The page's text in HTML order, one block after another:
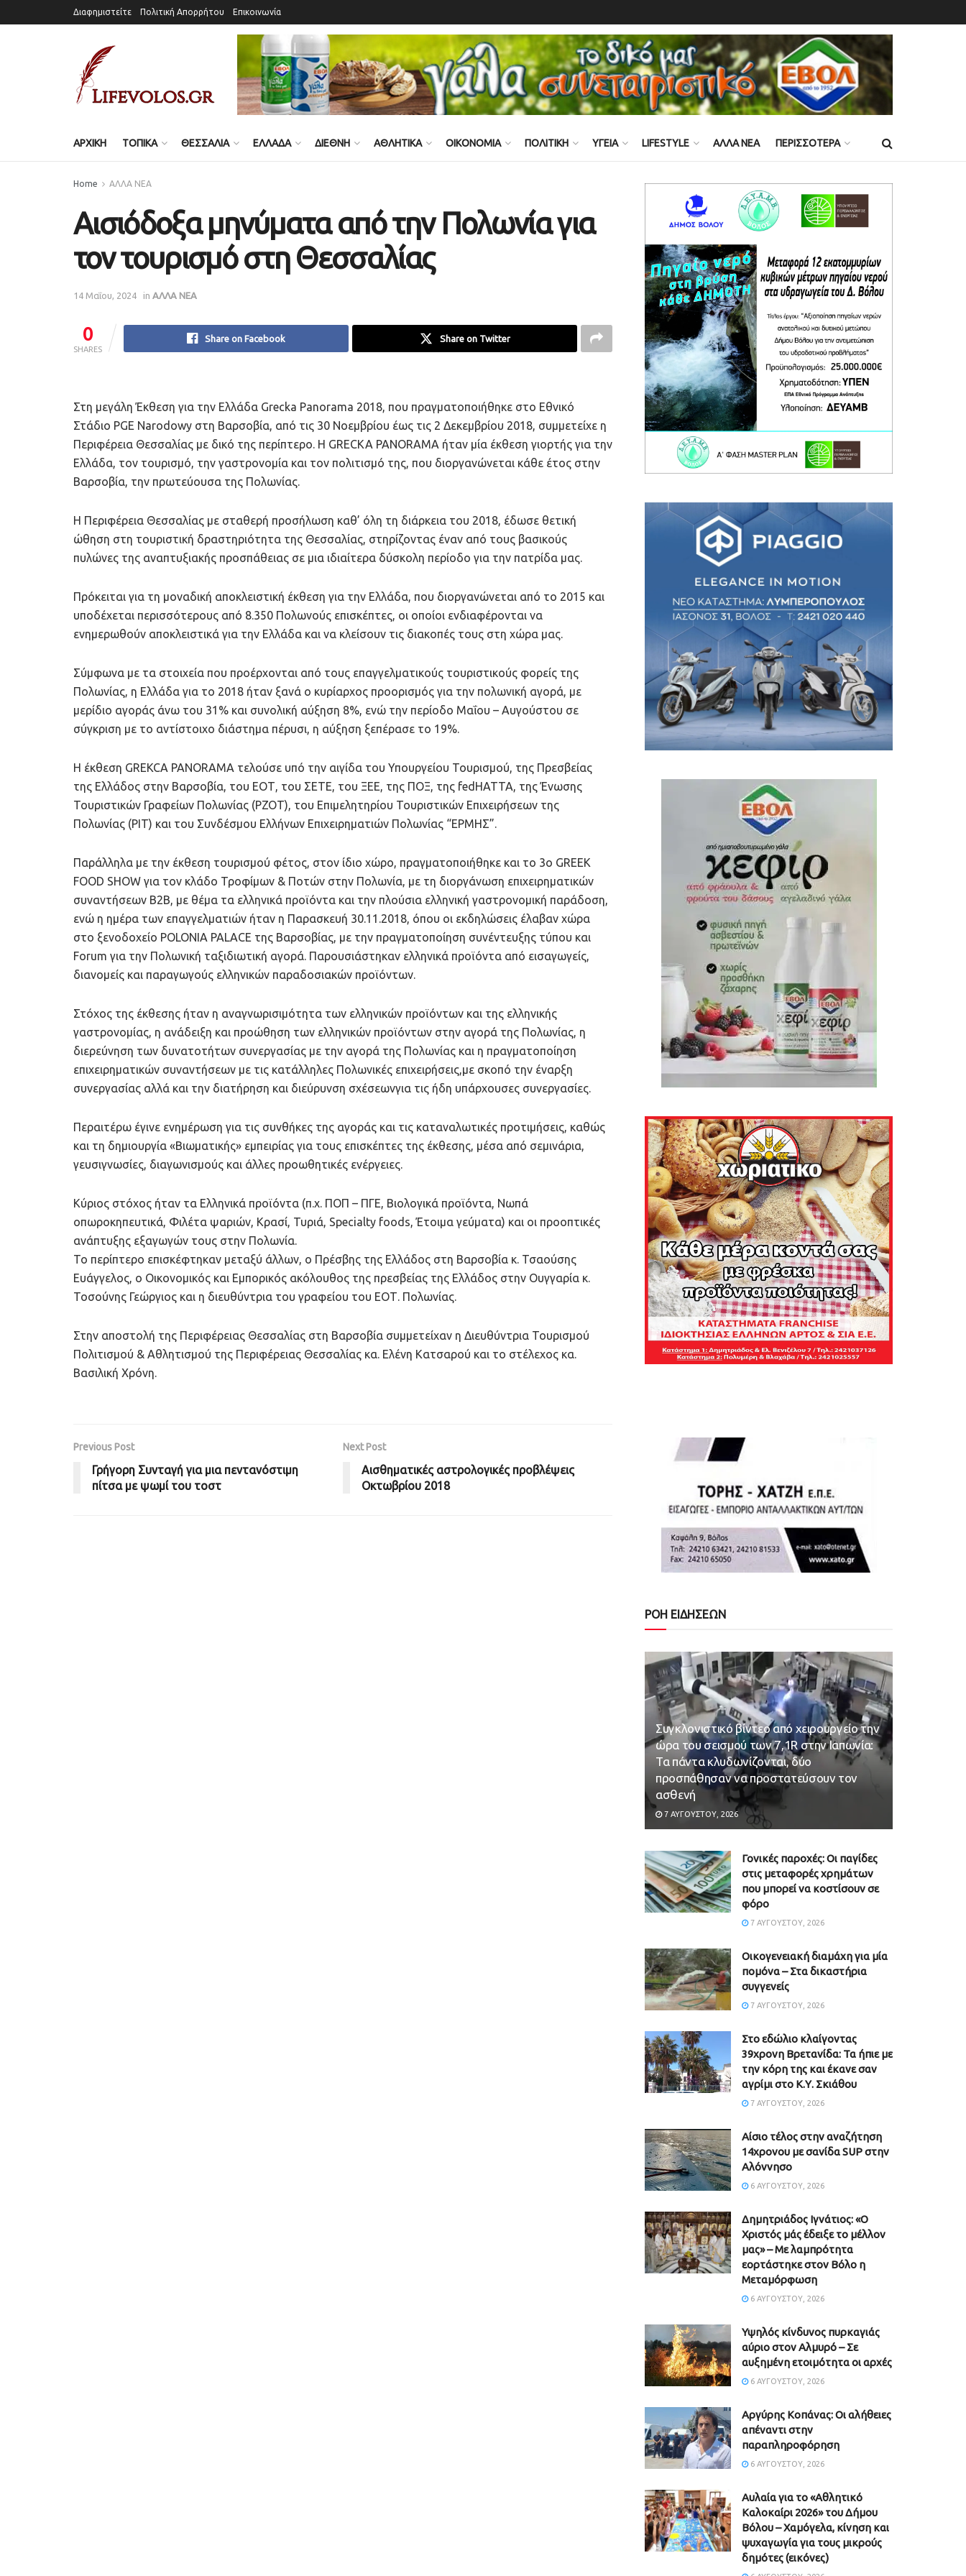
Διαφημιστείτε Πολιτική Απορρήτου Επικοινωνία
ΑΡΧΙΚΗ ΤΟΠΙΚΑ ΘΕΣΣΑΛΙΑ ΕΛΛΑΔΑ ΔΙΕΘΝΗ ΑΘΛΗΤΙΚΑ ΟΙΚΟΝΟΜΙΑ ΠΟΛΙΤΙΚΗ ΥΓΕΙΑ LIFESTYLE ΑΛΛΑ ΝΕΑ ΠΕΡΙΣΣΟΤΕΡΑ
Home ΑΛΛΑ ΝΕΑ
Αισιόδοξα μηνύματα από την Πολωνία για
τον τουρισμό στη Θεσσαλίας
14 Μαΐου, 2024 in ΑΛΛΑ ΝΕΑ
0
SHARES
Share on Facebook Share on Twitter
Στη μεγάλη Έκθεση για την Ελλάδα Grecka Panorama 2018, που πραγματοποιήθηκε στο Εθνικό
Στάδιο PGE Narodowy στη Βαρσοβία, από τις 30 Νοεμβρίου έως τις 2 Δεκεμβρίου 2018, συμμετείχε η
Περιφέρεια Θεσσαλίας με δικό της περίπτερο. Η GRECKA PANORAMA ήταν μία έκθεση γιορτής για την
Ελλάδα, τον τουρισμό, την γαστρονομία και τον πολιτισμό της, που διοργανώνεται κάθε έτος στην
Βαρσοβία, την πρωτεύουσα της Πολωνίας.
Η Περιφέρεια Θεσσαλίας με σταθερή προσήλωση καθ’ όλη τη διάρκεια του 2018, έδωσε θετική
ώθηση στη τουριστική δραστηριότητα της Θεσσαλίας, στηρίζοντας έναν από τους βασικούς
πυλώνες της αναπτυξιακής προσπάθειας σε μια ιδιαίτερα δύσκολη περίοδο για την πατρίδα μας.
Πρόκειται για τη μοναδική αποκλειστική έκθεση για την Ελλάδα, που διοργανώνεται από το 2015 και
υποδέχεται περισσότερους από 8.350 Πολωνούς επισκέπτες, οι οποίοι ενδιαφέρονται να
ενημερωθούν αποκλειστικά για την Ελλάδα και να κλείσουν τις διακοπές τους στη χώρα μας.
Σύμφωνα με τα στοιχεία που προέρχονται από τους επαγγελματικούς τουριστικούς φορείς της
Πολωνίας, η Ελλάδα για το 2018 ήταν ξανά ο κυρίαρχος προορισμός για την πολωνική αγορά, με
μερίδιο αγοράς άνω του 31% και συνολική αύξηση 8%, ενώ την περίοδο Μαΐου – Αυγούστου σε
σύγκριση με το αντίστοιχο διάστημα πέρυσι, η αύξηση ξεπέρασε το 19%.
Η έκθεση GREKCA PANORAMA τελούσε υπό την αιγίδα του Υπουργείου Τουρισμού, της Πρεσβείας
της Ελλάδος στην Βαρσοβία, του ΕΟΤ, του ΣΕΤΕ, του ΞΕΕ, της ΠΟΞ, της fedΗΑΤΤΑ, της Ένωσης
Τουριστικών Γραφείων Πολωνίας (PZOT), του Επιμελητηρίου Τουριστικών Επιχειρήσεων της
Πολωνίας (PIT) και του Συνδέσμου Ελλήνων Επιχειρηματιών Πολωνίας “ΕΡΜΗΣ”.
Παράλληλα με την έκθεση τουρισμού φέτος, στον ίδιο χώρο, πραγματοποιήθηκε και το 3ο GREEK
FOOD SHOW για τον κλάδο Τροφίμων & Ποτών στην Πολωνία, με τη διοργάνωση επιχειρηματικών
συναντήσεων Β2Β, με θέμα τα ελληνικά προϊόντα και την πλούσια ελληνική γαστρονομική παράδοση,
ενώ η ημέρα των επαγγελματιών ήταν η Παρασκευή 30.11.2018, όπου οι εκδηλώσεις έλαβαν χώρα
στο ξενοδοχείο POLONIA PALACE της Βαρσοβίας, με την πραγματοποίηση συνέντευξης τύπου και
Forum για την Πολωνική ταξιδιωτική αγορά. Παρουσιάστηκαν ελληνικά προϊόντα από εισαγωγείς,
διανομείς και παραγωγούς ελληνικών παραδοσιακών προϊόντων.
Στόχος της έκθεσης ήταν η αναγνωρισιμότητα των ελληνικών προϊόντων και της ελληνικής
γαστρονομίας, η ανάδειξη και προώθηση των ελληνικών προϊόντων στην αγορά της Πολωνίας, η
διερεύνηση των δυνατοτήτων συνεργασίας με την αγορά της Πολωνίας και η πραγματοποίηση
επιχειρηματικών συναντήσεων με τις κατάλληλες Πολωνικές επιχειρήσεις,με σκοπό την έναρξη
συνεργασίας αλλά και την διατήρηση και διεύρυνση σχέσεωνγια τις ήδη υπάρχουσες συνεργασίες.
Περαιτέρω έγινε ενημέρωση για τις συνθήκες της αγοράς και τις καταναλωτικές προτιμήσεις, καθώς
και τη δημιουργία «Βιωματικής» εμπειρίας για τους επισκέπτες της έκθεσης, μέσα από σεμινάρια,
γευσιγνωσίες, διαγωνισμούς και άλλες προωθητικές ενέργειες.
Κύριος στόχος ήταν τα Ελληνικά προϊόντα (π.χ. ΠΟΠ – ΠΓΕ, Βιολογικά προϊόντα, Νωπά
οπωροκηπευτικά, Φιλέτα ψαριών, Κρασί, Τυριά, Specialty foods, Έτοιμα γεύματα) και οι προοπτικές
ανάπτυξης εξαγωγών τους στην Πολωνία.
Το περίπτερο επισκέφτηκαν μεταξύ άλλων, ο Πρέσβης της Ελλάδος στη Βαρσοβία κ. Τσαούσης
Ευάγγελος, ο Οικονομικός και Εμπορικός ακόλουθος της πρεσβείας της Ελλάδος στην Ουγγαρία κ.
Τοσούνης Γεώργιος και η διευθύντρια του γραφείου του ΕΟΤ. Πολωνίας.
Στην αποστολή της Περιφέρειας Θεσσαλίας στη Βαρσοβία συμμετείχαν η Διευθύντρια Τουρισμού
Πολιτισμού & Αθλητισμού της Περιφέρειας Θεσσαλίας κα. Ελένη Κατσαρού και το στέλεχος κα.
Βασιλική Χρόνη.
Previous Post
Γρήγορη Συνταγή για μια πεντανόστιμη
πίτσα με ψωμί του τοστ
Next Post
Αισθηματικές αστρολογικές προβλέψεις
Οκτωβρίου 2018
ΡΟΗ ΕΙΔΗΣΕΩΝ
Συγκλονιστικό βίντεο από χειρουργείο την
ώρα του σεισμού των 7,1R στην Ιαπωνία:
Τα πάντα κλυδωνίζονται, δύο
προσπάθησαν να προστατεύσουν τον
ασθενή
7 ΑΥΓΟΎΣΤΟΥ, 2026
Γονικές παροχές: Οι παγίδες
στις μεταφορές χρημάτων
που μπορεί να κοστίσουν σε
φόρο
7 ΑΥΓΟΎΣΤΟΥ, 2026
Οικογενειακή διαμάχη για μία
πομόνα – Στα δικαστήρια
συγγενείς
7 ΑΥΓΟΎΣΤΟΥ, 2026
Στο εδώλιο κλαίγοντας
39χρονη Βρετανίδα: Τα ήπιε με
την κόρη της και έκανε σαν
αγρίμι στο Κ.Υ. Σκιάθου
7 ΑΥΓΟΎΣΤΟΥ, 2026
Αίσιο τέλος στην αναζήτηση
14χρονου με σανίδα SUP στην
Αλόννησο
6 ΑΥΓΟΎΣΤΟΥ, 2026
Δημητριάδος Ιγνάτιος: «Ο
Χριστός μάς έδειξε το μέλλον
μας» – Με λαμπρότητα
εορτάστηκε στον Βόλο η
Μεταμόρφωση
6 ΑΥΓΟΎΣΤΟΥ, 2026
Υψηλός κίνδυνος πυρκαγιάς
αύριο στον Αλμυρό – Σε
αυξημένη ετοιμότητα οι αρχές
6 ΑΥΓΟΎΣΤΟΥ, 2026
Aργύρης Κοπάνας: Οι αλήθειες
απέναντι στην
παραπληροφόρηση
6 ΑΥΓΟΎΣΤΟΥ, 2026
Αυλαία για το «Αθλητικό
Καλοκαίρι 2026» του Δήμου
Βόλου – Χαμόγελα, κίνηση και
ψυχαγωγία για τους μικρούς
δημότες (εικόνες)